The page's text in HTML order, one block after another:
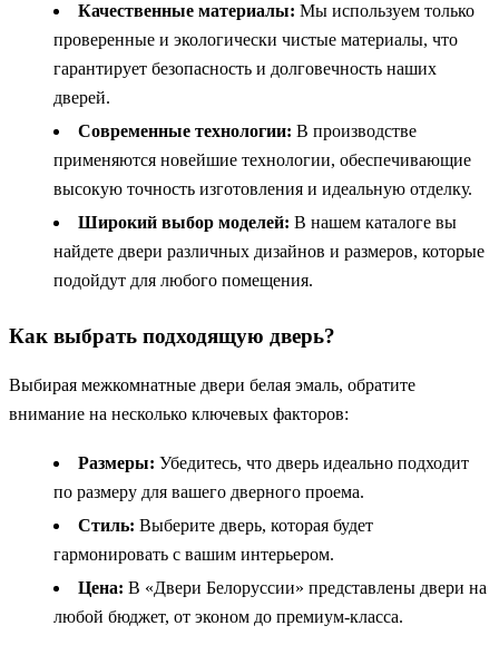
Качественные материалы: Мы используем только
проверенные и экологически чистые материалы, что
гарантирует безопасность и долговечность наших
дверей.
Современные технологии: В производстве
применяются новейшие технологии, обеспечивающие
высокую точность изготовления и идеальную отделку.
Широкий выбор моделей: В нашем каталоге вы
найдете двери различных дизайнов и размеров, которые
подойдут для любого помещения.
Как выбрать подходящую дверь?
Выбирая межкомнатные двери белая эмаль, обратите
внимание на несколько ключевых факторов:
Размеры: Убедитесь, что дверь идеально подходит
по размеру для вашего дверного проема.
Стиль: Выберите дверь, которая будет
гармонировать с вашим интерьером.
Цена: В «Двери Белоруссии» представлены двери на
любой бюджет, от эконом до премиум-класса.